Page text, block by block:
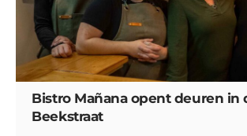
Bistro Mañana opent deuren in
Beekstraat